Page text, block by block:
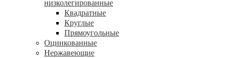
низколегированные
Квадратные
Круглые
Прямоугольные
Оцинкованные
Нержавеющие